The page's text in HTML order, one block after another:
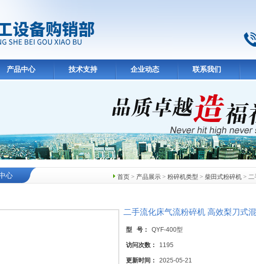
产品中心 技术支持 企业动态 联系我们
首页 > 产品展示 > 粉碎机类型 > 柴田式粉碎机 > 二
心
二手流化床气流粉碎机 高效梨刀式
型 号： QYF-400型
访问次数： 1195
更新时间： 2025-05-21